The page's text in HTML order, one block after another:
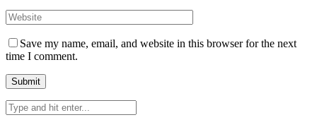
Save my name, email, and website in this browser for the next
time I comment.